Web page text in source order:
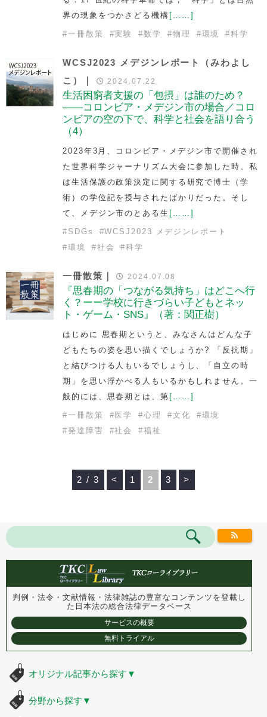
界の現象をつかさどる機構 [……]
# 一冊散策 #実験 #数学 #物理 #環境 #科学
WCSJ2023 メデジンレポート（みわよし
こ）｜
2024.07.22
生活困窮者支援の「包摂」は誰のため？
――コロンビア・メデジン市の場合／コロ
ンビアの空の下で、科学と社会を語り合う
（4）
2023年3月、コロンビア・メデジン市で開催され
た世界科学ジャーナリズム大会に参加した時、私
は生活保護の政策決定に関する研究で博士（学
術）の学位記を授与されたばかりだった。そし
て、メデジン市のとある生 [……]
# SDGs #WCSJ2023 メデジンレポート
#環境 #社会 #科学
一冊散策｜ 2024.07.08
『思春期の「つながる気持ち」はどこへ行
く？ーー学校に行きづらい子どもとネッ
ト・ゲーム・SNS』（著：関正樹）
はじめに 思春期というと、みなさんはどんな子
どもたちの姿を思い描くでしょうか? 「反抗期」
と結びつける人もいるでしょうし、「自立の時
期」を思い浮かべる人もいるかもしれません。一
般的には、思春期とは、第 [……]
# 一冊散策 #医学 #心理 #文化 #環境
#発達障害 #社会 #福祉
2 / 3 < 1 2 3 >
判例・法令・文献情報・法律雑誌の豊富なコンテンツを登載し
た 日本法の総合法律データベース
サービスの概要
無料トライアル
オリジナル記事から探す ▼
分野から探す ▼